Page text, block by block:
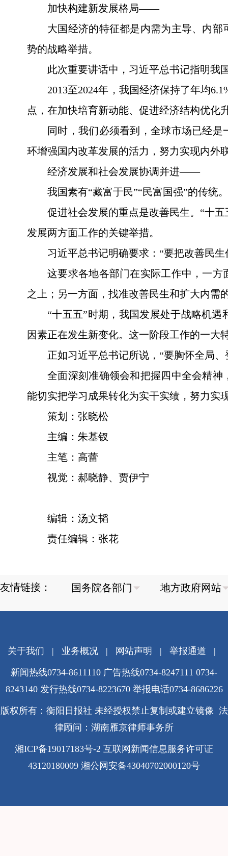
加快构建新发展格局——
大国经济的特征都是内需为主导、内
势的战略举措。
此次重要讲话中，习近平总书记指明我
2013至2024年，我国经济保持了年均
点，在加快培育新动能、促进经济结构优
同时，我们必须看到，全球市场已经
环增强国内改革发展的活力，努力实现内外
经济发展和社会发展协调并进——
我国素有“藏富于民”“民富国强”的传统
促进社会发展的重点是改善民生。“十
发展两方面工作的关键举措。
习近平总书记明确要求：“要把改善民
这要求各地各部门在实际工作中，一
之上；另一方面，找准改善民生和扩大内需
“十五五”时期，我国发展处于战略机
因素正在发生新变化。这一阶段工作的一大
正如习近平总书记所说，“要胸怀全局
全面深刻准确领会和把握四中全会精
能切实把学习成果转化为实干实绩，努力实
策划：张晓松
主编：朱基钗
主笔：高蕾
视觉：郝晓静、贾伊宁
编辑：汤文韬
责任编辑：张花
友情链接：
关于我们 | 业务概况| 网站声明 | 举报通道 |
新闻热线0734-8611110 广告热线0734-8247111 0734-
8243140 发行热线0734-8223670 举报电话0734-8686226
版权所有：衡阳日报社 未经授权禁止复制或建立镜像 法
律顾问：湖南雁京律师事务所
湘ICP备19017183号-2 互联网新闻信息服务许可证
43120180009 湘公网安备43040702000120号